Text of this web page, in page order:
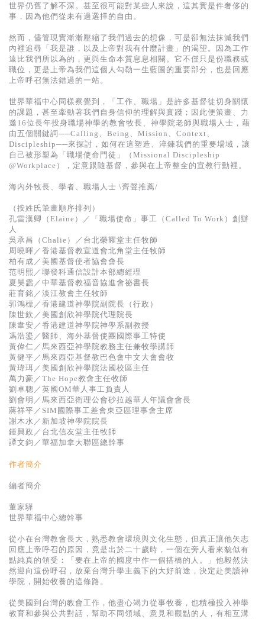
基道 Top 50
世界仍舊了解不深。甚至很可能對某些人來說，這其實是件奢侈的
事，因為他們從未有過選擇的自由。
然而，儘管現實漸漸壓縮了我們過去的想像，可是卻無法抹滅我們
內裡追尋「我是誰，以及上帝對我有什麼計畫」的渴望。因為工作
遠比我們所以為的，更與生命本質息息相關。它不僅只是份職務或
職位，更是上帝為我們這個人勾勒一生藍圖的重要部分，也是回應
上帝呼召無法錯過的一站。
世界華福中心同樣察覺到，「工作、職場」是許多基督徒切身關懷
的課題，甚至牽動著我們自身信仰的理解與實踐；因此便策畫、力
邀16位長年投身職場神學的教會牧長、神學院老師與職場人士，藉
由五個關鍵詞──Calling、Being、Mission、Context、
Discipleship──來探討，如何在這塑造、淬鍊我們的重要場域，讓
自己被形塑為「職場使命門徒」（Missional Discipleship
@Workplace），定意跟隨基督，參與在上帝整全的宣教行動裡。
海內外牧長、學者、職場人士 \齊聲推薦/
（按姓氏筆畫順序排列）
孔雷漢卿（Elaine）／「職場使命」事工（Called To Work）創辦
人
吳承昌（Chalie）／台北榮耀堂主任牧師
周曉暉／香港基督教宣道會北角堂主任牧師
柏有成／美國基督使者協會會長
范明熙／聯發科通信設計本部總經理
夏昊霝／中華基督教福音協進會祕書長
莊育銘／淡江教會主任牧師
郭鴻標／香港建道神學院副院長（行政）
陳世欽／美國創欣神學院代理院長
陳韋安／香港建道神學院神學系副教授
馮浩鎏／醫師、海外基督使團國際事工特使
黃偉仁／馬來西亞神學院教務主任兼牧學講師
黃健平／馬來西亞基督教巴色會中文大會會牧
黃瑋珥／美國創欣神學院法國校區主任
萬力豪／The Hope教會主任牧師
劉卓聰／英國OM華人事工負責人
劉會明／馬來西亞衛理公會砂拉越華人年議會會長
蔣祥平／SIM國際事工差會東亞區理事會主席
謝木水／新加坡神學院院長
鍾興政／台北信友堂主任牧師
譚文鈞／華福加拿大聯區總幹事
作者簡介
編者簡介
董家驊
世界華福中心總幹事
從小在台灣教會長大，熟悉教會環境與文化生態，但真正讓他矢志
回應上帝呼召的原因，竟是出於二十歲時，一個在旁人看來貌似有
點純真的領受：「要在上帝的國度中作一個搭橋的人。」他毅然決
然迎向這份呼召，放棄台灣升學主義下的大好前途，決定赴美讀神
學院，開始牧養的這條路。
從美國到台灣的教會工作，他盡心竭力從事牧養，也積極投入神學
教育和參與公共對話，幫助不同領域、意見和觀點的人，有相互溝